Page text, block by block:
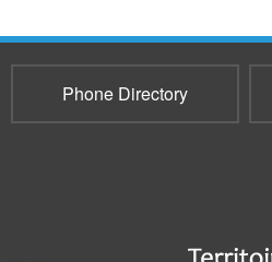
Phone Directory